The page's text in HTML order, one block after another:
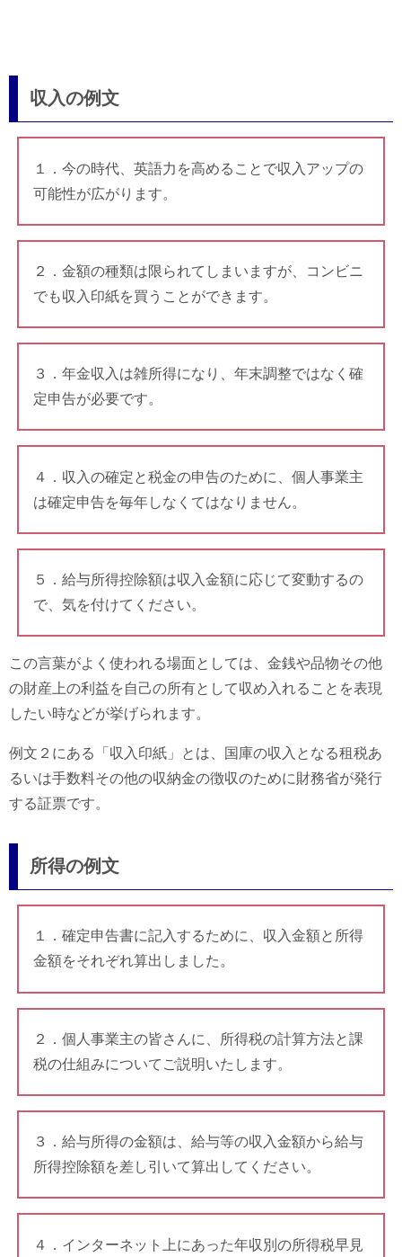
収入の例文
１．今の時代、英語力を高めることで収入アップの
可能性が広がります。
２．金額の種類は限られてしまいますが、コンビニ
でも収入印紙を買うことができます。
３．年金収入は雑所得になり、年末調整ではなく確
定申告が必要です。
４．収入の確定と税金の申告のために、個人事業主
は確定申告を毎年しなくてはなりません。
５．給与所得控除額は収入金額に応じて変動するの
で、気を付けてください。
この言葉がよく使われる場面としては、金銭や品物その他
の財産上の利益を自己の所有として収め入れることを表現
したい時などが挙げられます。
例文２にある「収入印紙」とは、国庫の収入となる租税あ
るいは手数料その他の収納金の徴収のために財務省が発行
する証票です。
所得の例文
１．確定申告書に記入するために、収入金額と所得
金額をそれぞれ算出しました。
２．個人事業主の皆さんに、所得税の計算方法と課
税の仕組みについてご説明いたします。
３．給与所得の金額は、給与等の収入金額から給与
所得控除額を差し引いて算出してください。
４．インターネット上にあった年収別の所得税早見